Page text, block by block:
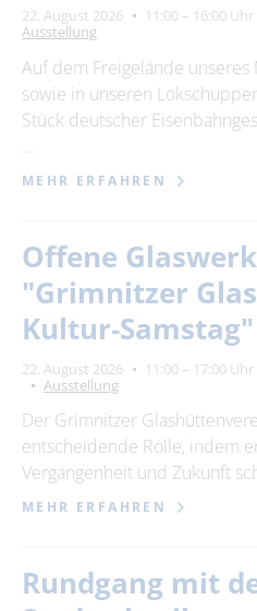
22. August 2026 11:00 – 16:00 Uhr
Ausstellung
Auf dem Freigelände unseres
sowie in unseren
Stück deutscher
…
MEHR ERFAHREN
Offene
"Grimnitzer
Kultur-Samstag"
22. August 2026 11:00 – 17:00 Uhr
Ausstellung
Der Grimnitzer
entscheidende Rolle, indem
Vergangenheit und Zukunft
MEHR ERFAHREN
Rundgang mit